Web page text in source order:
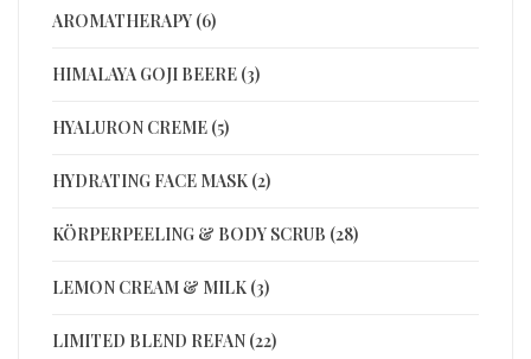
AROMATHERAPY (6)
HIMALAYA GOJI BEERE (3)
HYALURON CREME (5)
HYDRATING FACE MASK (2)
KÖRPERPEELING & BODY SCRUB (28)
LEMON CREAM & MILK (3)
LIMITED BLEND REFAN (22)